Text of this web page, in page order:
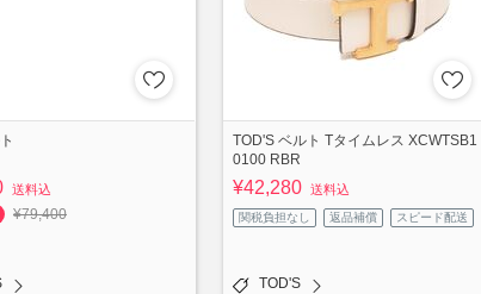
送料込
¥79,400
TOD'S ベルト Tタイムレス XCWTSB1
0100 RBR
¥42,280 送料込
関税負担なし 返品補償 スピード配送
TOD'S